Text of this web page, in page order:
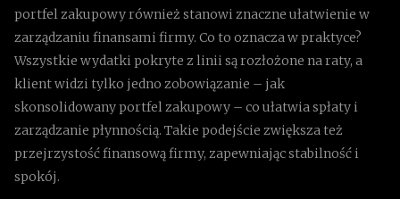
portfel zakupowy również stanowi znaczne ułatwienie w
zarządzaniu finansami firmy. Co to oznacza w praktyce?
Wszystkie wydatki pokryte z linii są rozłożone na raty, a
klient widzi tylko jedno zobowiązanie – jak
skonsolidowany portfel zakupowy – co ułatwia spłaty i
zarządzanie płynnością. Takie podejście zwiększa też
przejrzystość finansową firmy, zapewniając stabilność i
spokój.